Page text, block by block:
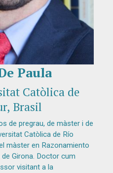
Paula
Catòlica de
Brasil
de pregrau, de màster i de
Catòlica de Río
màster en Razonamiento
Girona. Doctor cum
visitant a la